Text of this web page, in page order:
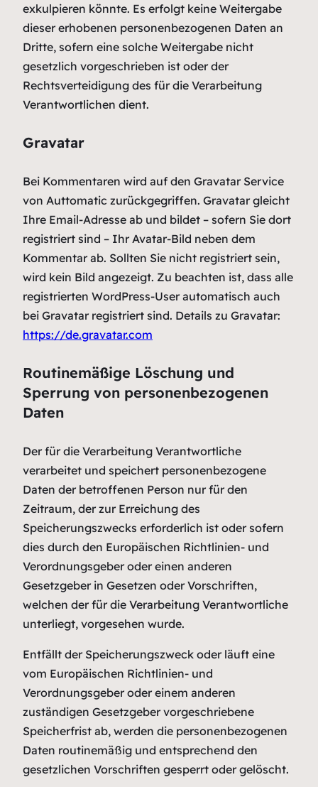
exkulpieren könnte. Es erfolgt keine Weitergabe
dieser erhobenen personenbezogenen Daten an
Dritte, sofern eine solche Weitergabe nicht
gesetzlich vorgeschrieben ist oder der
Rechtsverteidigung des für die Verarbeitung
Verantwortlichen dient.
Gravatar
Bei Kommentaren wird auf den Gravatar Service
von Auttomatic zurückgegriffen. Gravatar gleicht
Ihre Email-Adresse ab und bildet – sofern Sie dort
registriert sind – Ihr Avatar-Bild neben dem
Kommentar ab. Sollten Sie nicht registriert sein,
wird kein Bild angezeigt. Zu beachten ist, dass alle
registrierten WordPress-User automatisch auch
bei Gravatar registriert sind. Details zu Gravatar:
https://de.gravatar.com
Routinemäßige Löschung und
Sperrung von personenbezogenen
Daten
Der für die Verarbeitung Verantwortliche
verarbeitet und speichert personenbezogene
Daten der betroffenen Person nur für den
Zeitraum, der zur Erreichung des
Speicherungszwecks erforderlich ist oder sofern
dies durch den Europäischen Richtlinien- und
Verordnungsgeber oder einen anderen
Gesetzgeber in Gesetzen oder Vorschriften,
welchen der für die Verarbeitung Verantwortliche
unterliegt, vorgesehen wurde.
Entfällt der Speicherungszweck oder läuft eine
vom Europäischen Richtlinien- und
Verordnungsgeber oder einem anderen
zuständigen Gesetzgeber vorgeschriebene
Speicherfrist ab, werden die personenbezogenen
Daten routinemäßig und entsprechend den
gesetzlichen Vorschriften gesperrt oder gelöscht.